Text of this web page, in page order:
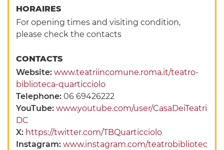
HORAIRES
For opening times and visiting condition,
please check the contacts
CONTACTS
Website:www.teatriincomune.roma.it/teatro-
biblioteca-quarticciolo
Telephone:06 69426222
YouTube:www.youtube.com/user/CasaDeiTeatri
DC
X: https://twitter.com/TBQuarticciolo
Instagram:www.instagram.com/teatrobibliotec